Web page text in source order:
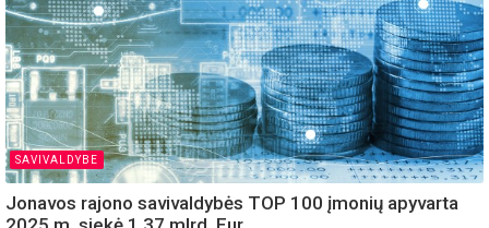
SAVIVALDYBE
Jonavos rajono savivaldybės TOP 100 įmonių apyvarta